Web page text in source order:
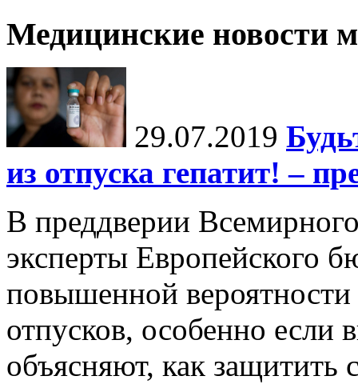
Медицинские новости
29.07.2019
из отпуска гепатит! –
В преддверии
эксперты Европейского
повышенной вероятности
отпусков, особенно если
объясняют, как защитить